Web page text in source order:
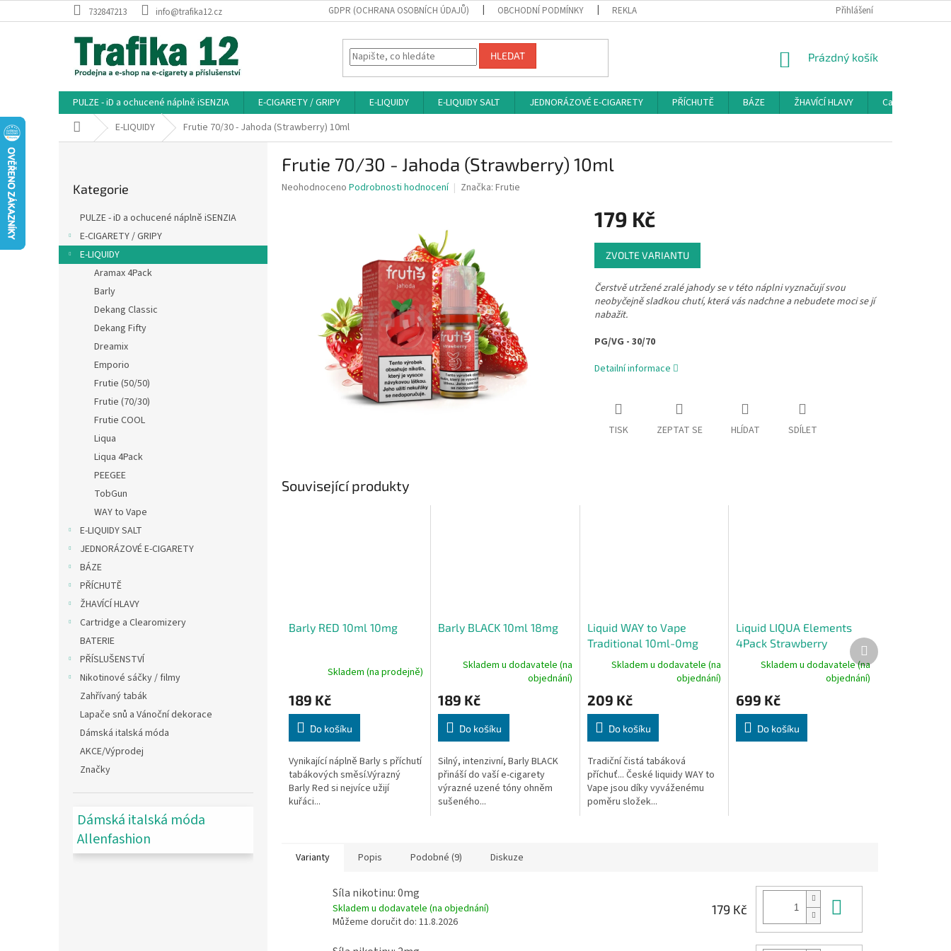
na
732847213 info@trafika12.cz GDPR (OCHRANA OSOBNÍCH ÚDAJŮ) OBCHODNÍ PODMÍNKY REKLAMAČNÍ ŘÁD HODNOCENÍ OBCHODU
Přihlášení
HLEDAT
NÁKUPNÍ
Prázdný košík
PULZE - iD a ochucené náplně iSENZIA E-CIGARETY / GRIPY E-LIQUIDY E-LIQUIDY SALT JEDNORÁZOVÉ E-CIGARETY PŘÍCHUTĚ BÁZE ŽHAVÍCÍ HLAVY
Cartridge a
Domů E-LIQUIDY Frutie 70/30 - Jahoda (Strawberry) 10ml
n
kategorie
Kategorie
PULZE - iD a ochucené náplně iSENZIA
E-CIGARETY / GRIPY
E-LIQUIDY
Aramax 4Pack
Barly
Dekang Classic
Dekang Fifty
Dreamix
Emporio
Frutie (50/50)
Frutie (70/30)
Frutie COOL
Liqua
Liqua 4Pack
PEEGEE
TobGun
WAY to Vape
E-LIQUIDY SALT
JEDNORÁZOVÉ E-CIGARETY
BÁZE
PŘÍCHUTĚ
ŽHAVÍCÍ HLAVY
Cartridge a Clearomizery
BATERIE
PŘÍSLUŠENSTVÍ
Nikotinové sáčky / filmy
Zahřívaný tabák
Lapače snů a Vánoční dekorace
Dámská italská móda
AKCE/Výprodej
Značky
Dámská italská móda
Allenfashion
Frutie 70/30 - Jahoda (Strawberry) 10ml
Průměrné
Neohodnoceno Podrobnosti hodnocení Značka: Frutie
179 Kč
Měrná
cena:
ZVOLTE VARIANTU
Čerstvě utržené zralé jahody se v této náplni vyznačují svou
neobyčejně sladkou chutí, která vás nadchne a nebudete moci se jí
nabažit.
PG/VG - 30/70
Detailní informace
TISK ZEPTAT SE HLÍDAT SDÍLET
Související produkty
Barly RED 10ml 10mg
Skladem (na prodejně)
189 Kč
Do košíku
Vynikající náplně Barly s příchutí
tabákových směsí.Výrazný
Barly Red si nejvíce užijí
kuřáci...
Barly BLACK 10ml 18mg
Skladem u dodavatele (na
objednání)
189 Kč
Do košíku
Silný, intenzivní, Barly BLACK
přináší do vaší e-cigarety
výrazné uzené tóny ohněm
sušeného...
Liquid WAY to Vape
Traditional 10ml-0mg
Skladem u dodavatele (na
objednání)
209 Kč
Do košíku
Tradiční čistá tabáková
příchuť... České liquidy WAY to
Vape jsou díky vyváženému
poměru složek...
Liquid LIQUA Elements
4Pack Strawberry
4x10ml-6mg (Jahoda)
Skladem u dodavatele (na
objednání)
699 Kč
Do košíku
Další
produkt
Varianty Popis Podobné (9) Diskuze
Síla nikotinu: 0mg
Skladem u dodavatele (na objednání)
Můžeme doručit do: 11.8.2026
179 Kč